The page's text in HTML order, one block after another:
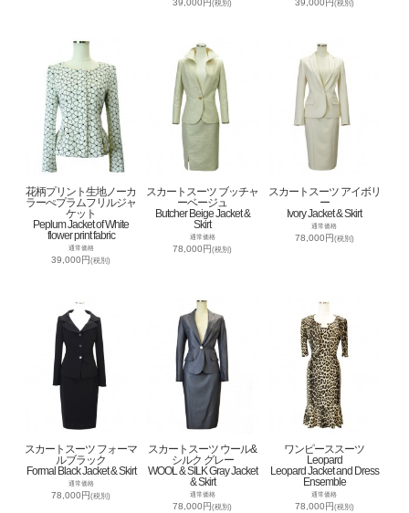
39,000円(税別) 39,000円 (税別)
花柄プリント生地ノーカ
ラーぺプラムフリルジャ
ケット
Peplum Jacket of White
flower print fabric
通常価格
39,000円(税別)
スカートスーツ ブッチャ
ーベージュ
Butcher Beige Jacket &
Skirt
通常価格
78,000円(税別)
スカートスーツ アイボリ
ー
Ivory Jacket & Skirt
通常価格
78,000円(税別)
スカートスーツ フォーマ
ルブラック
Formal Black Jacket & Skirt
通常価格
78,000円(税別)
スカートスーツ ウール&
シルク グレー
WOOL & SILK Gray Jacket
& Skirt
通常価格
78,000円(税別)
ワンピーススーツ
Leopard
Leopard Jacket and Dress
Ensemble
通常価格
78,000円(税別)